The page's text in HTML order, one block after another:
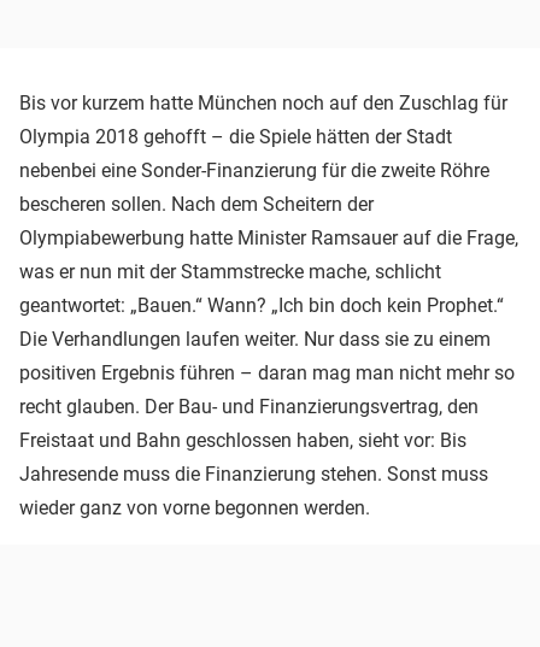
Bis vor kurzem hatte München noch auf den Zuschlag für
Olympia 2018 gehofft – die Spiele hätten der Stadt
nebenbei eine Sonder-Finanzierung für die zweite Röhre
bescheren sollen. Nach dem Scheitern der
Olympiabewerbung hatte Minister Ramsauer auf die Frage,
was er nun mit der Stammstrecke mache, schlicht
geantwortet: „Bauen.“ Wann? „Ich bin doch kein Prophet.“
Die Verhandlungen laufen weiter. Nur dass sie zu einem
positiven Ergebnis führen – daran mag man nicht mehr so
recht glauben. Der Bau- und Finanzierungsvertrag, den
Freistaat und Bahn geschlossen haben, sieht vor: Bis
Jahresende muss die Finanzierung stehen. Sonst muss
wieder ganz von vorne begonnen werden.